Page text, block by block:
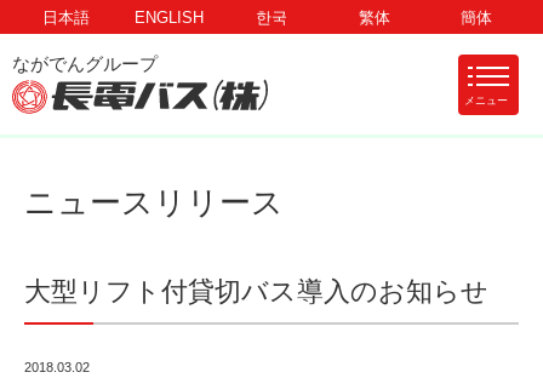
メニュー
日本語 ENGLISH 한국 繁体 簡体
ニュースリリース
大型リフト付貸切バス導入のお知らせ
2018.03.02